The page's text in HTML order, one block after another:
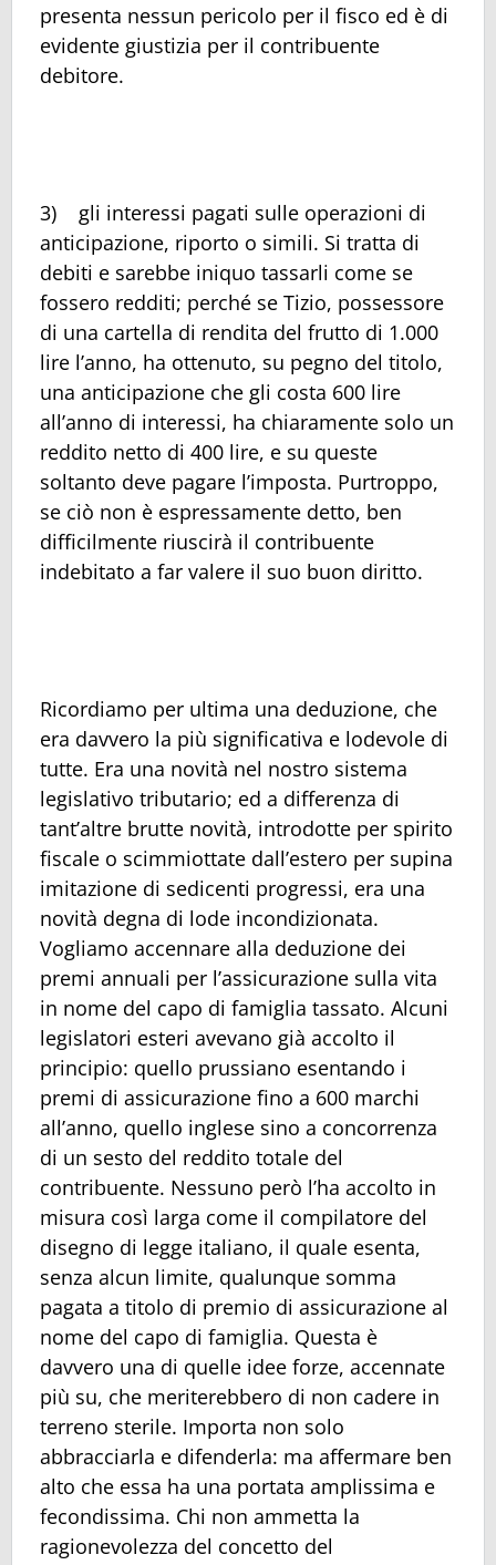
presenta nessun pericolo per il fisco ed è di
evidente giustizia per il contribuente
debitore.
3) gli interessi pagati sulle operazioni di
anticipazione, riporto o simili. Si tratta di
debiti e sarebbe iniquo tassarli come se
fossero redditi; perché se Tizio, possessore
di una cartella di rendita del frutto di 1.000
lire l’anno, ha ottenuto, su pegno del titolo,
una anticipazione che gli costa 600 lire
all’anno di interessi, ha chiaramente solo un
reddito netto di 400 lire, e su queste
soltanto deve pagare l’imposta. Purtroppo,
se ciò non è espressamente detto, ben
difficilmente riuscirà il contribuente
indebitato a far valere il suo buon diritto.
Ricordiamo per ultima una deduzione, che
era davvero la più significativa e lodevole di
tutte. Era una novità nel nostro sistema
legislativo tributario; ed a differenza di
tant’altre brutte novità, introdotte per spirito
fiscale o scimmiottate dall’estero per supina
imitazione di sedicenti progressi, era una
novità degna di lode incondizionata.
Vogliamo accennare alla deduzione dei
premi annuali per l’assicurazione sulla vita
in nome del capo di famiglia tassato. Alcuni
legislatori esteri avevano già accolto il
principio: quello prussiano esentando i
premi di assicurazione fino a 600 marchi
all’anno, quello inglese sino a concorrenza
di un sesto del reddito totale del
contribuente. Nessuno però l’ha accolto in
misura così larga come il compilatore del
disegno di legge italiano, il quale esenta,
senza alcun limite, qualunque somma
pagata a titolo di premio di assicurazione al
nome del capo di famiglia. Questa è
davvero una di quelle idee forze, accennate
più su, che meriterebbero di non cadere in
terreno sterile. Importa non solo
abbracciarla e difenderla: ma affermare ben
alto che essa ha una portata amplissima e
fecondissima. Chi non ammetta la
ragionevolezza del concetto del